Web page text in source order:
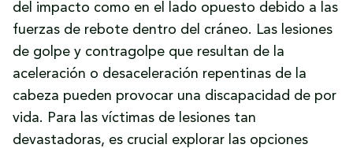
Complicaciones a largo plazo de las
lesiones cerebrales traumáticas
¿Puede demandar por una lesión cerebral
traumática?
Daños y perjuicios por una demanda por
lesión cerebral traumática
del impacto como en el lado opuesto debido a las
fuerzas de rebote dentro del cráneo. Las lesiones
de golpe y contragolpe que resultan de la
aceleración o desaceleración repentinas de la
cabeza pueden provocar una discapacidad de por
vida. Para las víctimas de lesiones tan
devastadoras, es crucial explorar las opciones